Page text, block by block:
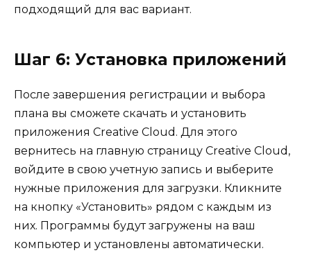
подходящий для вас вариант.
Шаг 6: Установка приложений
После завершения регистрации и выбора
плана вы сможете скачать и установить
приложения Creative Cloud. Для этого
вернитесь на главную страницу Creative Cloud,
войдите в свою учетную запись и выберите
нужные приложения для загрузки. Кликните
на кнопку «Установить» рядом с каждым из
них. Программы будут загружены на ваш
компьютер и установлены автоматически.